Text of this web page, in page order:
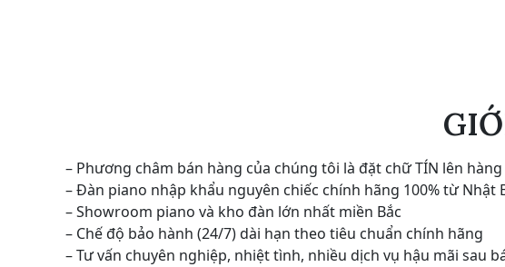
– Phương châm bán hàng của chúng tôi là đặt chữ TÍN lên
– Đàn piano nhập khẩu nguyên chiếc chính hãng 100% từ Nhật
– Showroom piano và kho đàn lớn nhất miền Bắc
– Chế độ bảo hành (24/7) dài hạn theo tiêu chuẩn chính hãng
– Tư vấn chuyên nghiệp, nhiệt tình, nhiều dịch vụ hậu mãi sau